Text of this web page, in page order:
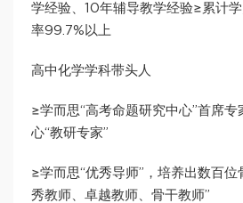
学经验、10年辅导教学经验≥累计
率99.7%以上
高中化学学科带头人
≥学而思“高考命题研究中心”首席专
心“教研专家”
≥学而思“优秀导师”，培养出数百
秀教师、卓越教师、骨干教师”